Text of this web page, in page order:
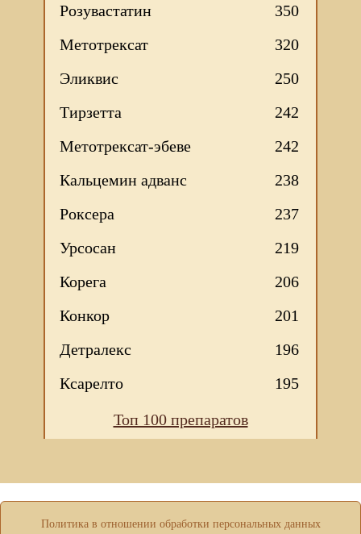
Розувастатин
350
Метотрексат
320
Эликвис
250
Тирзетта
242
Метотрексат-эбеве
242
Кальцемин адванс
238
Роксера
237
Урсосан
219
Корега
206
Конкор
201
Детралекс
196
Ксарелто
195
Топ 100 препаратов
Политика в отношении обработки персональных данных
веб-сайта. Подробности - вПолитике в отношении
обработки персональных данныхнашего сайта.
Cookies в настройках браузера.
ХОРОШО